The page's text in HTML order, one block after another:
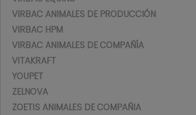
VIRBAC ANIMALES DE PRODUCCIÓN
VIRBAC HPM
VIRBAC ANIMALES DE COMPAÑÍA
VITAKRAFT
YOUPET
ZELNOVA
ZOETIS ANIMALES DE COMPAÑIA